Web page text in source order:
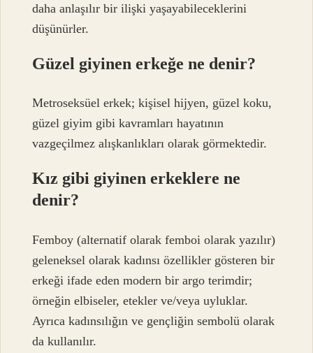
daha anlaşılır bir ilişki yaşayabileceklerini
düşünürler.
Güzel giyinen erkeğe ne denir?
Metroseksüel erkek; kişisel hijyen, güzel koku,
güzel giyim gibi kavramları hayatının
vazgeçilmez alışkanlıkları olarak görmektedir.
Kız gibi giyinen erkeklere ne
denir?
Femboy (alternatif olarak femboi olarak yazılır)
geleneksel olarak kadınsı özellikler gösteren bir
erkeği ifade eden modern bir argo terimdir;
örneğin elbiseler, etekler ve/veya uyluklar.
Ayrıca kadınsılığın ve gençliğin sembolü olarak
da kullanılır.